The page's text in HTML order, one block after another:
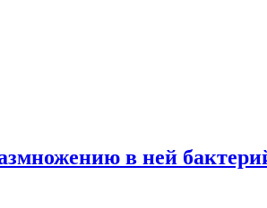
в ней